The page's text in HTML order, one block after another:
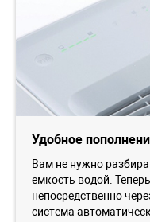
Удобное
Вам не нужно
емкость водой.
непосредственно
система